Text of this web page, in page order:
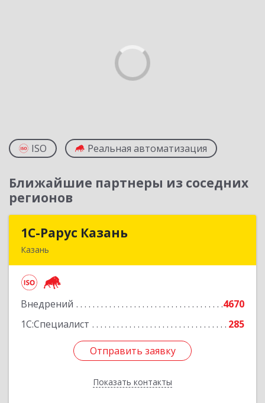
ISO Реальная автоматизация
Ближайшие партнеры из соседних
регионов
1С-Рарус Казань
Казань
Внедрений
4670
1С:Специалист
285
Отправить заявку
Показать контакты
Подробнее
Отправить заявку
Назад